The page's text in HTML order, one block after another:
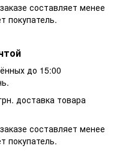
составляет менее
покупатель.
до 15:00
доставка товара
составляет менее
покупатель.